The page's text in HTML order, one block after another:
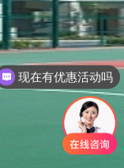
现在有优惠活动吗